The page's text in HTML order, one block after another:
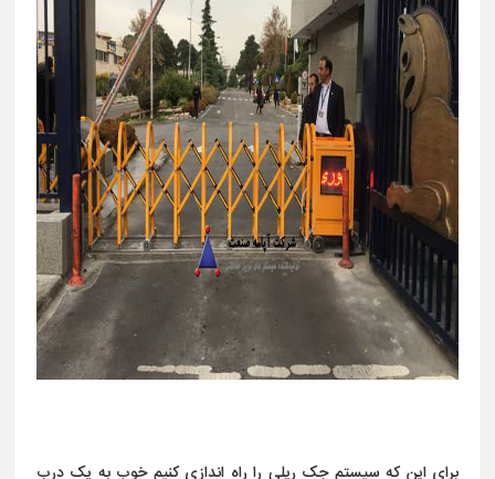
برای این که سیستم جک ریلی را راه اندازی کنیم خوب به یک درب